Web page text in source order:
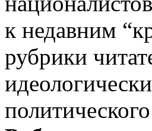
к недавним
рубрики